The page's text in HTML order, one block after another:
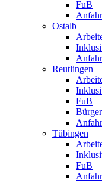
FuB
Ostalb
Reutlingen
FuB
Tübingen
FuB